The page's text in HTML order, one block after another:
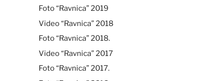
Foto “Ravnica” 2019
Video “Ravnica” 2018
Foto “Ravnica” 2018.
Video “Ravnica” 2017
Foto “Ravnica” 2017.